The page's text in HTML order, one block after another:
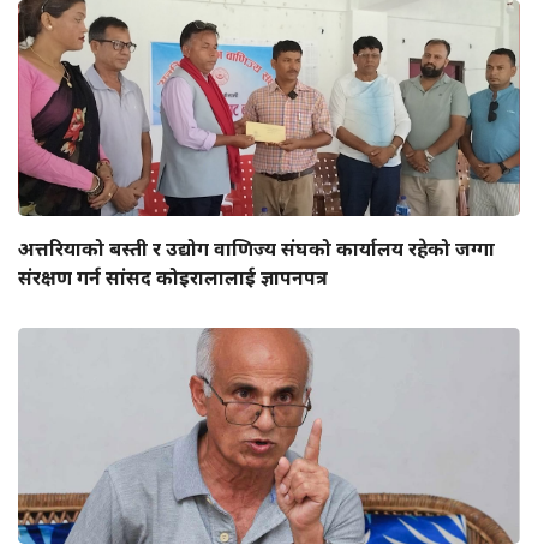
अत्तरियाको बस्ती र उद्योग वाणिज्य संघको कार्यालय रहेको जग्गा
संरक्षण गर्न सांसद कोइरालालाई ज्ञापनपत्र